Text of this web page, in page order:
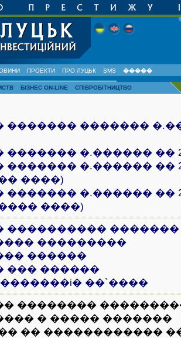
ПРОЕКТИ ПРО ЛУЦЬК SMS �����
БІЗНЕС ON-LINE СПІВРОБІТНИЦТВО
������� �������
�.������ ��
�.������ ��
����)
�.������ ��
����)
���������� �������
���������
������
��� ������
��`����
��������
� ����� �������
�� ������������